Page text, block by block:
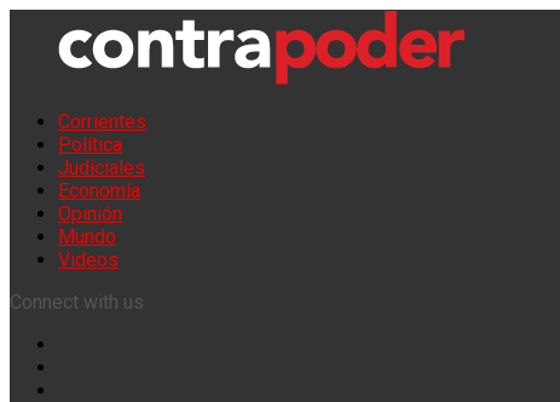
Corrientes
Política
Judiciales
Economía
Opinión
Mundo
Videos
Connect with us